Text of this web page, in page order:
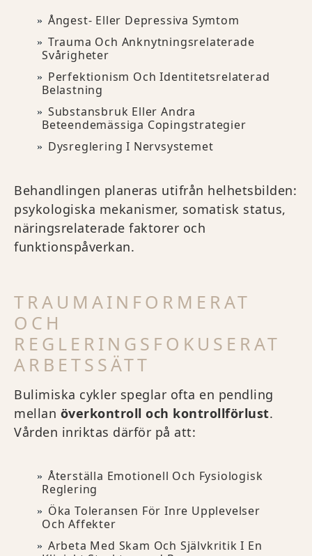
Ångest- Eller Depressiva Symtom
Trauma Och Anknytningsrelaterade
Svårigheter
Perfektionism Och Identitetsrelaterad
Belastning
Substansbruk Eller Andra
Beteendemässiga Copingstrategier
Dysreglering I Nervsystemet
Behandlingen planeras utifrån helhetsbilden:
psykologiska mekanismer, somatisk status,
näringsrelaterade faktorer och
funktionspåverkan.
TRAUMAINFORMERAT
OCH
REGLERINGSFOKUSERAT
ARBETSSÄTT
Bulimiska cykler speglar ofta en pendling
mellan överkontroll och kontrollförlust.
Vården inriktas därför på att:
Återställa Emotionell Och Fysiologisk
Reglering
Öka Toleransen För Inre Upplevelser
Och Affekter
Arbeta Med Skam Och Självkritik I En